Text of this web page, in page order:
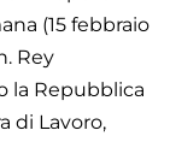
(15 febbraio
Rey
la Repubblica
di Lavoro,